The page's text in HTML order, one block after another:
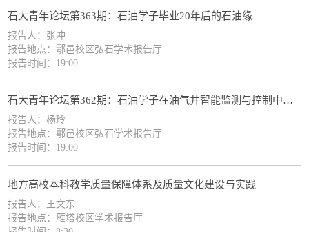
石大青年论坛第363期：石油学子毕业20年后的石油缘
报告人：张冲
报告地点：鄠邑校区弘石学术报告厅
报告时间：19:00
石大青年论坛第362期：石油学子在油气井智能监测与控制中的时代答卷
报告人：杨玲
报告地点：鄠邑校区弘石学术报告厅
报告时间：19:00
地方高校本科教学质量保障体系及质量文化建设与实践
报告人：王文东
报告地点：雁塔校区学术报告厅